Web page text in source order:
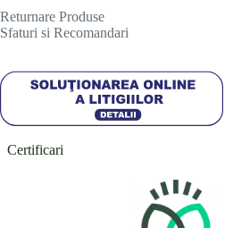
Returnare Produse
Sfaturi si Recomandari
Certificari